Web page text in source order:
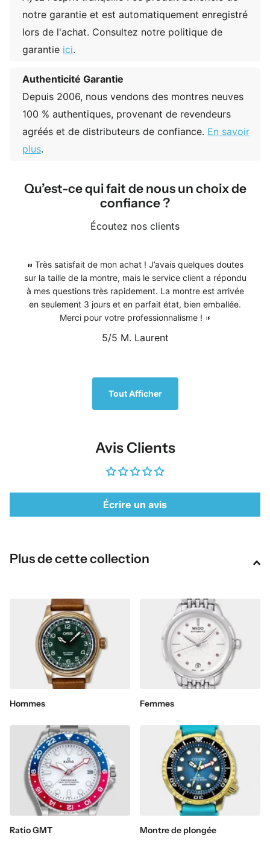
notre garantie et est automatiquement enregistré
lors de l'achat. Consultez notre politique de
garantie ici.
Authenticité Garantie
Depuis 2006, nous vendons des montres neuves
100 % authentiques, provenant de revendeurs
agréés et de distributeurs de confiance. En savoir
plus.
Qu’est-ce qui fait de nous un choix de
confiance ?
Écoutez nos clients
Très satisfait de mon achat ! J’avais quelques doutes
sur la taille de la montre, mais le service client a répondu
à mes questions très rapidement. La montre est arrivée
en seulement 3 jours et en parfait état, bien emballée.
Merci pour votre professionnalisme !
5/5 M. Laurent
Tout Afficher
Avis Clients
Écrire un avis
Plus de cette collection
Hommes Femmes
Ratio GMT Montre de plongée